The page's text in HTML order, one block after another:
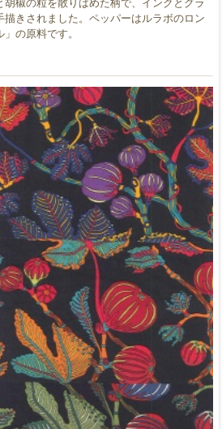
胡椒の粒を散りばめた柄で、インクとグラ
きされました。ペッパーはルラボのロン
の原料です。